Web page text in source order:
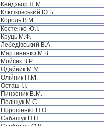
Кендзьор Я.М.
Ключковський Ю.Б.
Король В.М.
Костенко Ю.І.
Круць М.Ф.
Лебедівський В.А.
Мартиненко М.В.
Мойсик В.Р.
Одайник М.М.
Олійник П.М.
Осташ І.І.
Пинзеник В.М.
Поліщук М.Є.
Порошенко П.О.
Сабашук П.П.